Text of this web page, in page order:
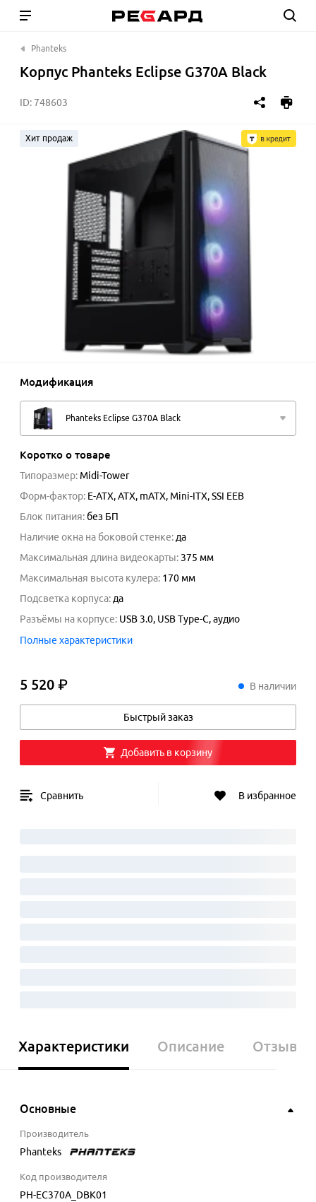
Phanteks
Корпус Phanteks Eclipse G370A Black
ID: 748603
Хит продаж
Модификация
Phanteks Eclipse G370A Black
Коротко о товаре
Типоразмер: Midi-Tower
Форм-фактор: E-ATX, ATX, mATX, Mini-ITX, SSI EEB
Блок питания: без БП
Наличие окна на боковой стенке: да
Максимальная длина видеокарты: 375 мм
Максимальная высота кулера: 170 мм
Подсветка корпуса: да
Разъёмы на корпусе: USB 3.0, USB Type-C, аудио
Полные характеристики
5 520 ₽5 520 ₽ В наличии
Быстрый заказ
Добавить в корзину
Сравнить В избранное
Характеристики Описание Отзывы
Основные
Производитель
Phanteks
Код производителя
PH-EC370A_DBK01